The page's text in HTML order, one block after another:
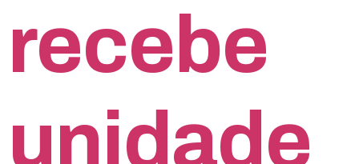
recebe
unidade